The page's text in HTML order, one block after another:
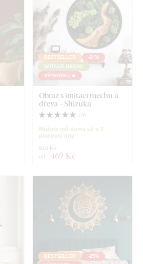
BESTSELLER
-24%
IMITACE MECHU
VÝPRODEJ 🔥
Obraz s imitací mechu a
dřeva - Shizuka
( 4)
Můžete mít doma už o 3
pracovní dny
od 469 Kč
619 Kč
BESTSELLER
-25%